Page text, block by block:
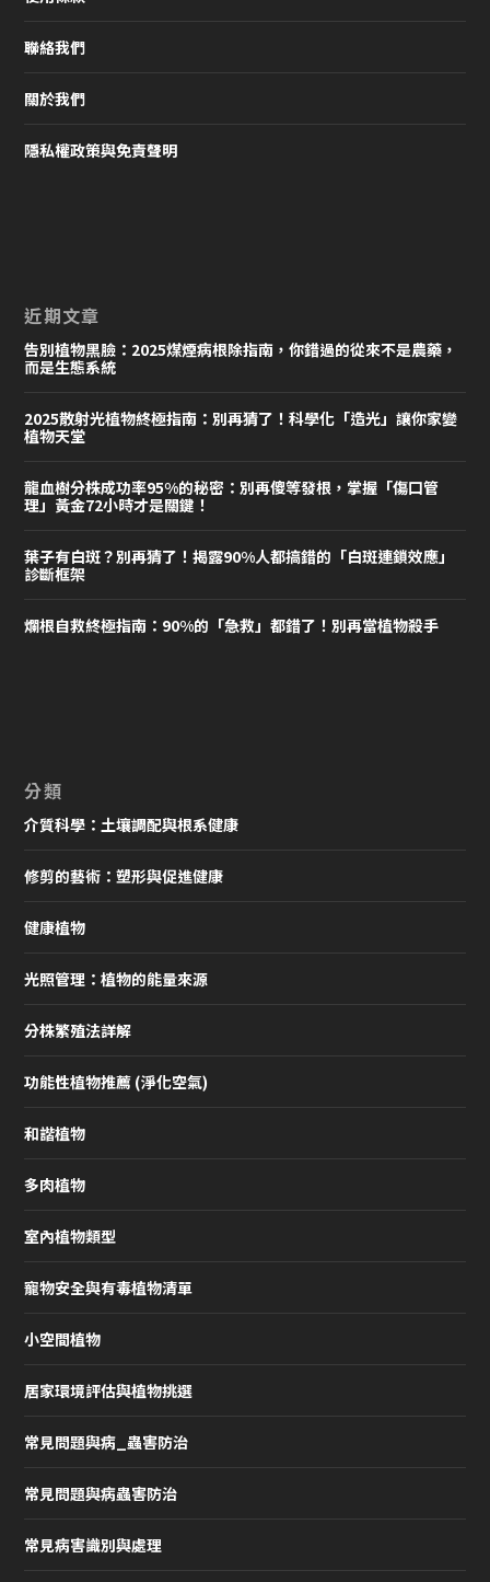
聯絡我們
關於我們
隱私權政策與免責聲明
近期文章
告別植物黑臉：2025煤煙病根除指南，你錯過的從來不是農藥，
而是生態系統
2025散射光植物終極指南：別再猜了！科學化「造光」讓你家變
植物天堂
龍血樹分株成功率95%的秘密：別再傻等發根，掌握「傷口管
理」黃金72小時才是關鍵！
葉子有白斑？別再猜了！揭露90%人都搞錯的「白斑連鎖效應」
診斷框架
爛根自救終極指南：90%的「急救」都錯了！別再當植物殺手
分類
介質科學：土壤調配與根系健康
修剪的藝術：塑形與促進健康
健康植物
光照管理：植物的能量來源
分株繁殖法詳解
功能性植物推薦 (淨化空氣)
和諧植物
多肉植物
室內植物類型
寵物安全與有毒植物清單
小空間植物
居家環境評估與植物挑選
常見問題與病_蟲害防治
常見問題與病蟲害防治
常見病害識別與處理